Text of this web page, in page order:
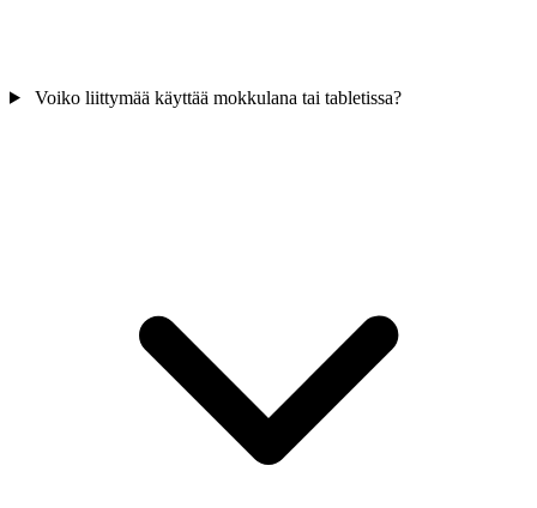
Voiko liittymää käyttää mokkulana tai tabletissa?